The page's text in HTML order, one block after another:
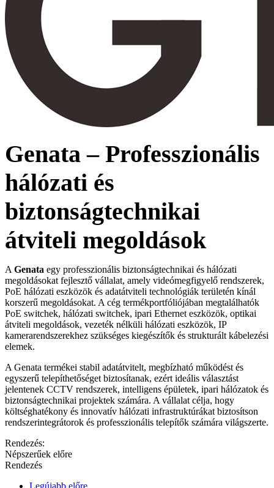
Genata – Professzionális
hálózati és
biztonságtechnikai
átviteli megoldások
A Genata egy professzionális biztonságtechnikai és hálózati
megoldásokat fejlesztő vállalat, amely videómegfigyelő rendszerek,
PoE hálózati eszközök és adatátviteli technológiák területén kínál
korszerű megoldásokat. A cég termékportfóliójában megtalálhatók
PoE switchek, hálózati switchek, ipari Ethernet eszközök, optikai
átviteli megoldások, vezeték nélküli hálózati eszközök, IP
kamerarendszerekhez szükséges kiegészítők és strukturált kábelezési
elemek.
A Genata termékei stabil adatátvitelt, megbízható működést és
egyszerű telepíthetőséget biztosítanak, ezért ideális választást
jelentenek CCTV rendszerek, intelligens épületek, ipari hálózatok és
biztonságtechnikai projektek számára. A vállalat célja, hogy
költséghatékony és innovatív hálózati infrastruktúrákat biztosítson
rendszerintegrátorok és professzionális telepítők számára világszerte.
Rendezés:
Népszerűek előre
Rendezés
Legújabb előre